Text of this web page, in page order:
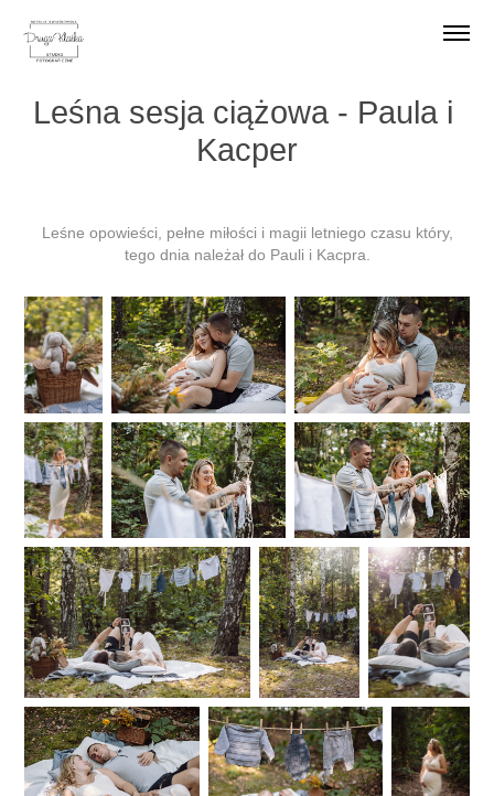
Leśna sesja ciążowa - Paula i
Kacper
Leśne opowieści, pełne miłości i magii letniego czasu który,
tego dnia należał do Pauli i Kacpra.